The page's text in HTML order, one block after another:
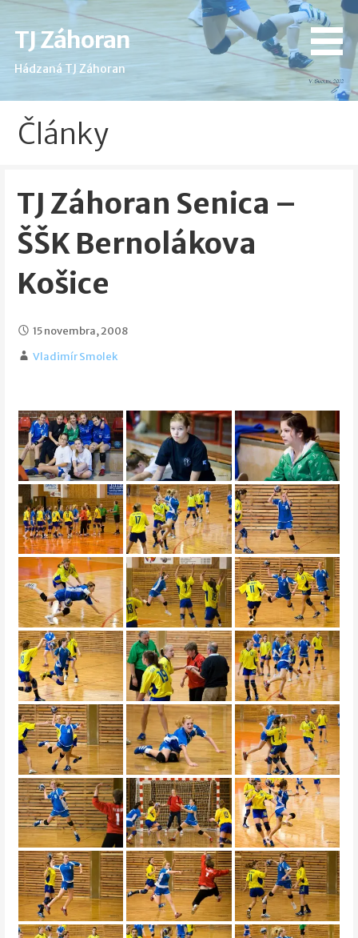
Skip
content
TJ Záhoran
Hádzaná TJ Záhoran
Články
TJ Záhoran Senica –
ŠŠK Bernolákova
Košice
15 novembra, 2008
Vladimír Smolek